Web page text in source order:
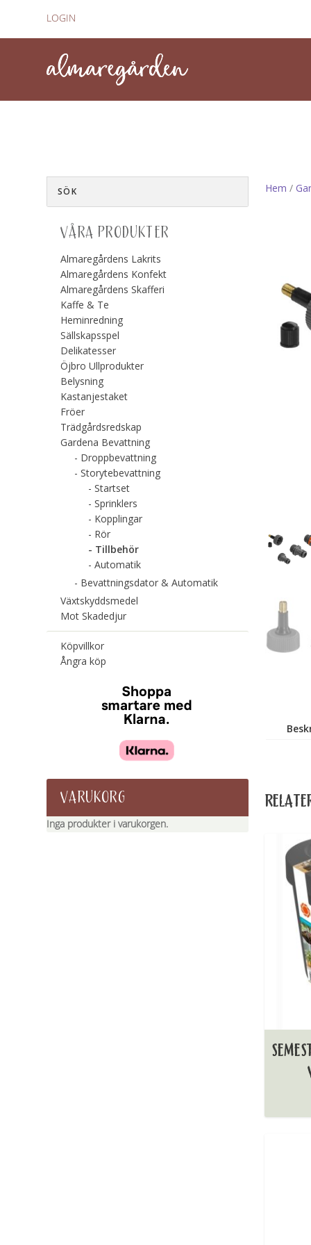
LOGIN
Hem /
VÅRA PRODUKTER
Almaregårdens Lakrits
Almaregårdens Konfekt
Almaregårdens Skafferi
Kaffe & Te
Heminredning
Sällskapsspel
Delikatesser
Öjbro Ullprodukter
Belysning
Kastanjestaket
Fröer
Trädgårdsredskap
Gardena Bevattning
Droppbevattning
Storytebevattning
Startset
Sprinklers
Kopplingar
Rör
Tillbehör
Automatik
Bevattningsdator & Automatik
Växtskyddsmedel
Mot Skadedjur
Köpvillkor
Ångra köp
VARUKORG
Inga produkter i varukorgen.